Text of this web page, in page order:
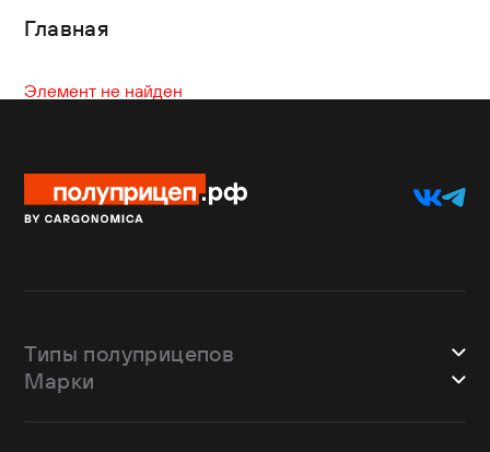
Главная
Элемент не найден
Типы полуприцепов
Шторные
Марки